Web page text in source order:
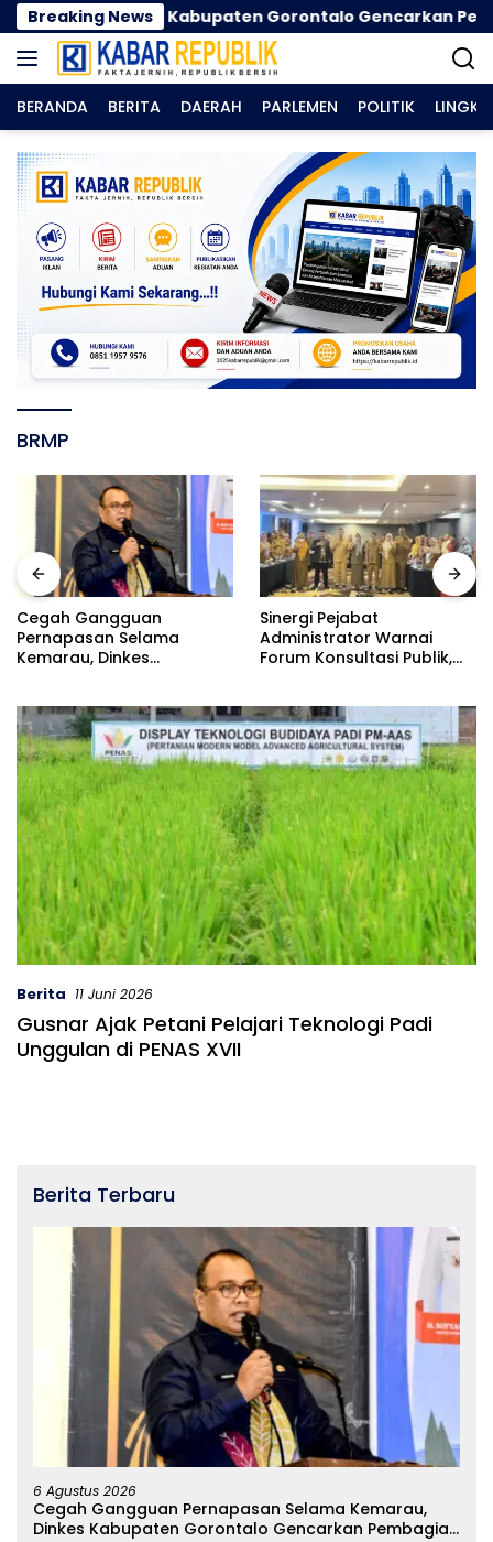
Langsung
ke
konten
Breaking News
Dinkes Kabupaten Gorontalo Gencarkan
BERANDA BERITA DAERAH PARLEMEN POLITIK
BRMP
Sinergi Pejabat
Administrator Warnai
Forum Konsultasi Publik,
Pelayanan
Guru dan Siswa SMPN 3
Telaga Ikuti Sosialisasi
Pencegahan Paham
Berita 11 Juni 2026
Gusnar Ajak Petani Pelajari Teknologi Padi
Unggulan di PENAS XVII
Berita Terbaru
6 Agustus 2026
Cegah Gangguan Pernapasan Selama Kemarau,
Dinkes Kabupaten Gorontalo Gencarkan Pembagian